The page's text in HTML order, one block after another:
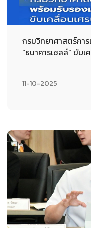
กรมวิทยาศาสตร์กา
“ธนาคารเซลล์” ขับ
11-10-2025